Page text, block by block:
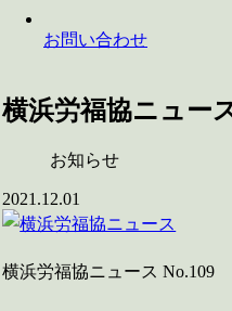
お問い合わせ
横浜労福協ニュー
お知らせ
2021.12.01
横浜労福協ニュース No.109